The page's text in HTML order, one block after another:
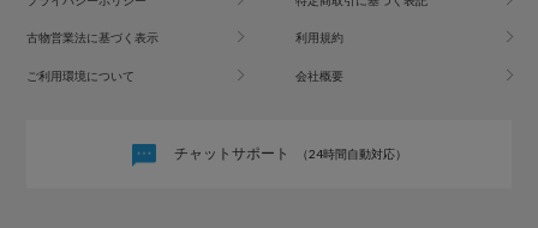
古物営業法に基づく表示 利用規約
ご利用環境について 会社概要
チャットサポート （24時間自動対応）